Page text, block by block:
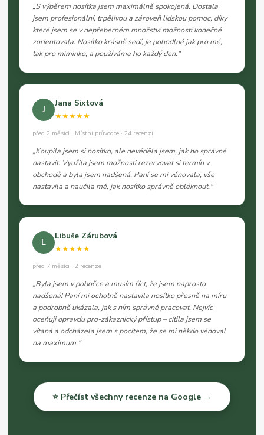
„S výběrem nosítka jsem maximálně spokojená. Dostala
jsem profesionální, trpělivou a zároveň lidskou pomoc, díky
které jsem se v nepřeberném množství možností konečně
zorientovala. Nosítko krásně sedí, je pohodlné jak pro mě,
tak pro miminko, a používáme ho každý den."
J
Jana Sixtová
★★★★★
před 2 měsíci · Místní průvodce · 24 recenzí
„Koupila jsem si nosítko, ale nevěděla jsem, jak ho správně
nastavit. Využila jsem možnosti rezervovat si termín v
obchodě a byla jsem nadšená. Paní se mi věnovala, vše
nastavila a naučila mě, jak nosítko správně obléknout."
L
Libuše Zárubová
★★★★★
před 7 měsíci · 2 recenze
„Byla jsem v pobočce a musím říct, že jsem naprosto
nadšená! Paní mi ochotně nastavila nosítko přesně na míru
a podrobně ukázala, jak s ním správně pracovat. Nejvíc
oceňuji opravdu pro-zákaznický přístup – cítila jsem se
vítaná a odcházela jsem s pocitem, že se mi někdo věnoval
na maximum."
⭐ Přečíst všechny recenze na Google →